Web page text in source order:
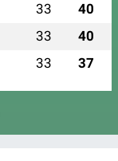
33 40
33 40
33 37